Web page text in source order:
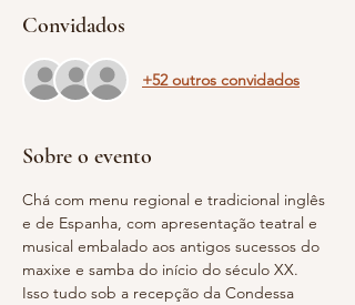
Convidados
+52 outros convidados
Sobre o evento
Chá com menu regional e tradicional inglês
e de Espanha, com apresentação teatral e
musical embalado aos antigos sucessos do
maxixe e samba do início do século XX.
Isso tudo sob a recepção da Condessa